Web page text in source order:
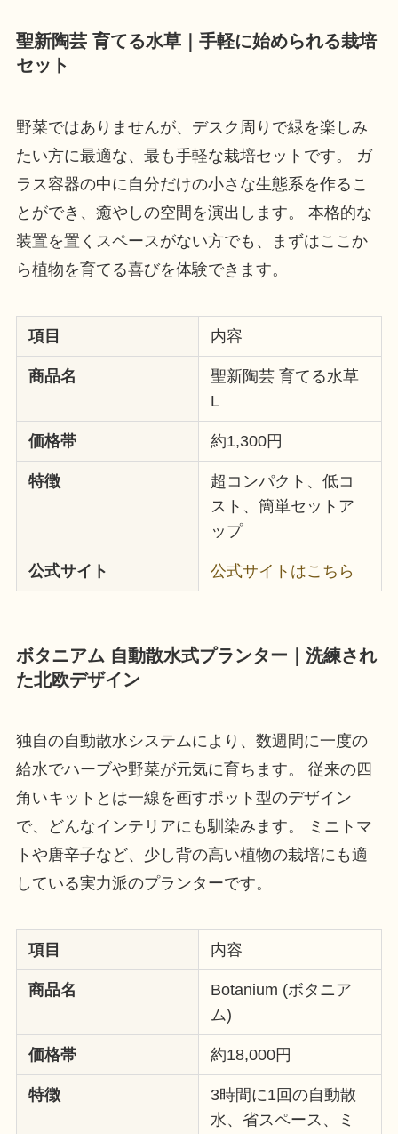
聖新陶芸 育てる水草｜手軽に始められる栽培
セット
野菜ではありませんが、デスク周りで緑を楽しみ
たい方に最適な、最も手軽な栽培セットです。 ガ
ラス容器の中に自分だけの小さな生態系を作るこ
とができ、癒やしの空間を演出します。 本格的な
装置を置くスペースがない方でも、まずはここか
ら植物を育てる喜びを体験できます。
項目 内容
商品名
聖新陶芸 育てる水草
L
価格帯 約1,300円
特徴
超コンパクト、低コ
スト、簡単セットア
ップ
公式サイト 公式サイトはこちら
ボタニアム 自動散水式プランター｜洗練され
た北欧デザイン
独自の自動散水システムにより、数週間に一度の
給水でハーブや野菜が元気に育ちます。 従来の四
角いキットとは一線を画すポット型のデザイン
で、どんなインテリアにも馴染みます。 ミニトマ
トや唐辛子など、少し背の高い植物の栽培にも適
している実力派のプランターです。
項目 内容
商品名
Botanium (ボタニア
ム)
価格帯 約18,000円
特徴
3時間に1回の自動散
水、省スペース、ミ